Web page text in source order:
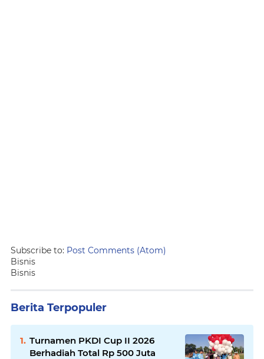
Subscribe to: Post Comments (Atom)
Bisnis
Bisnis
Berita Terpopuler
Turnamen PKDI Cup II 2026
Berhadiah Total Rp 500 Juta